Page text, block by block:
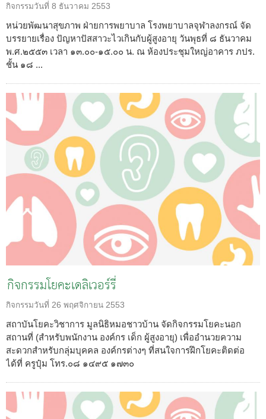
กิจกรรมวันที่ 8 ธันวาคม 2553
หน่วยพัฒนาสุขภาพ ฝ่ายการพยาบาล โรงพยาบาลจุฬาลงกรณ์ จัด
บรรยายเรื่อง ปัญหาปัสสาวะไวเกินกับผู้สูงอายุ วันพุธที่ ๘ ธันวาคม
พ.ศ.๒๕๕๓ เวลา ๑๓.๐๐-๑๕.๐๐ น. ณ ห้องประชุมใหญ่อาคาร ภปร.
ชั้น ๑๘ ...
กิจกรรมโยคะเดลิเวอร์รี่
กิจกรรมวันที่ 26 พฤศจิกายน 2553
สถาบันโยคะวิชาการ มูลนิธิหมอชาวบ้าน จัดกิจกรรมโยคะนอก
สถานที่ (สำหรับพนักงาน องค์กร เด็ก ผู้สูงอายุ) เพื่ออำนวยความ
สะดวกสำหรับกลุ่มบุคคล องค์กรต่างๆ ที่สนใจการฝึกโยคะติดต่อ
ได้ที่ ครูปุ๋ม โทร.๐๘ ๑๔๙๕ ๑๗๓๐